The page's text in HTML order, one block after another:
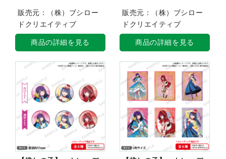
販売元：（株）ブシロー
ドクリエイティブ
商品の詳細を見る
販売元：（株）ブシロー
ドクリエイティブ
商品の詳細を見る